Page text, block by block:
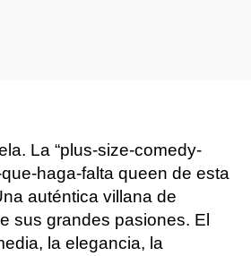
La “plus-size-comedy-
haga-falta queen de esta
auténtica villana de
sus grandes pasiones. El
la elegancia, la